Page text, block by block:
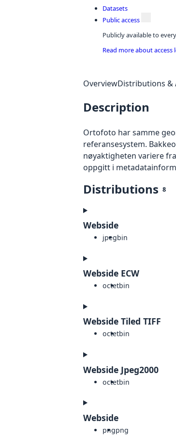
Datasets
Public access
Publicly available to
Read more about access
OverviewDistributions &
Description
Ortofoto har samme
referansesystem.
nøyaktigheten variere
oppgitt i
Distributions 8
Webside
jpegbin
Webside ECW
octetbin
Webside Tiled TIFF
octetbin
Webside Jpeg2000
octetbin
Webside
pngpng